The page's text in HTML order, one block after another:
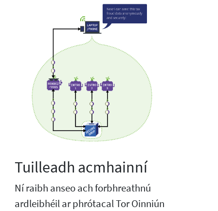
Tuilleadh acmhainní
Ní raibh anseo ach forbhreathnú
ardleibhéil ar phrótacal Tor Oinniún